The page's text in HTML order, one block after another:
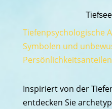
Tiefenpsychologische
Symbolen und
Persönlichkeitsanteilen
Inspiriert von der
entdecken Sie